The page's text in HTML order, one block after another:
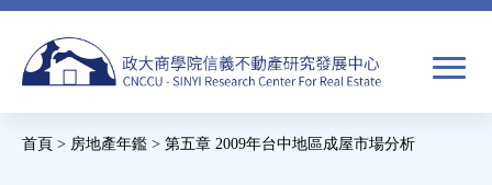
Jump
navigation
搜
首頁 > 房地產年鑑 > 第五章 2009年台中地區成屋市場分析